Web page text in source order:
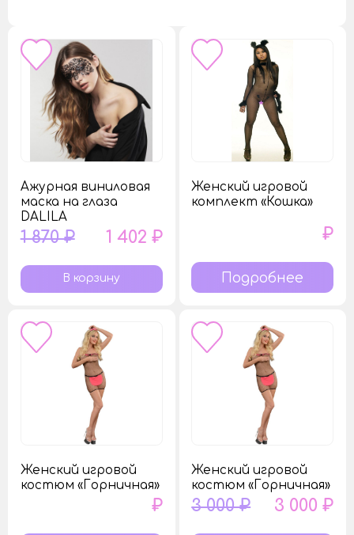
Ажурная виниловая
маска на глаза
DALILA
1 870 ₽ 1 402 ₽
Женский игровой
комплект «Кошка»
₽
Подробнее
Женский игровой
костюм «Горничная»
₽
Женский игровой
костюм «Горничная»
3 000 ₽ 3 000 ₽